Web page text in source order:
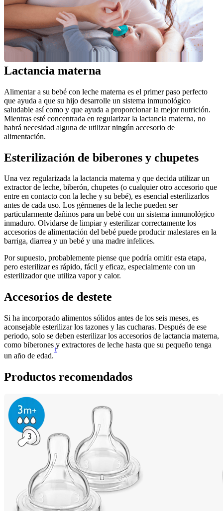
Lactancia materna
Alimentar a su bebé con leche materna es el primer paso perfecto
que ayuda a que su hijo desarrolle un sistema inmunológico
saludable así como y que ayuda a proporcionar la mejor nutrición.
Mientras esté concentrada en regularizar la lactancia materna, no
habrá necesidad alguna de utilizar ningún accesorio de
alimentación.
Esterilización de biberones y chupetes
Una vez regularizada la lactancia materna y que decida utilizar un
extractor de leche, biberón, chupetes (o cualquier otro accesorio que
entre en contacto con la leche y su bebé), es esencial esterilizarlos
antes de cada uso. Los gérmenes de la leche pueden ser
particularmente dañinos para un bebé con un sistema inmunológico
inmaduro. Olvidarse de limpiar y esterilizar correctamente los
accesorios de alimentación del bebé puede producir malestares en la
barriga, diarrea y un bebé y una madre infelices.
Por supuesto, probablemente piense que podría omitir esta etapa,
pero esterilizar es rápido, fácil y eficaz, especialmente con un
esterilizador que utiliza vapor y calor.
Accesorios de destete
Si ha incorporado alimentos sólidos antes de los seis meses, es
aconsejable esterilizar los tazones y las cucharas. Después de ese
periodo, solo se deben esterilizar los accesorios de lactancia materna,
como biberones y extractores de leche hasta que su pequeño tenga
un año de edad.
1
Productos recomendados